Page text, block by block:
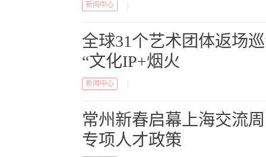
新闻中心
全球31个艺术团体返场
“文化IP+烟火
新闻中心
常州新春启幕上海交流
专项人才政策